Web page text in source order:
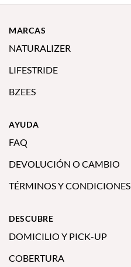
MARCAS
NATURALIZER
LIFESTRIDE
BZEES
AYUDA
FAQ
DEVOLUCIÓN O CAMBIO
TÉRMINOS Y CONDICIONES
DESCUBRE
DOMICILIO Y PICK-UP
COBERTURA